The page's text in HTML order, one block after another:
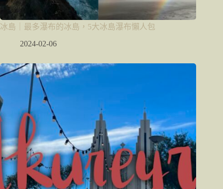
冰島｜最多瀑布的冰島，5大冰島瀑布懶人包
2024-02-06